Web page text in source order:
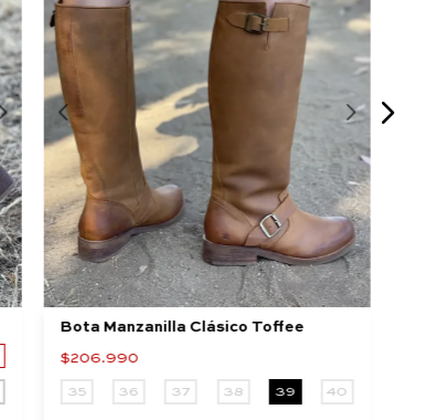
Bota Manzanilla Clásico Toffee
$206.990
35 36 37 38 39 40